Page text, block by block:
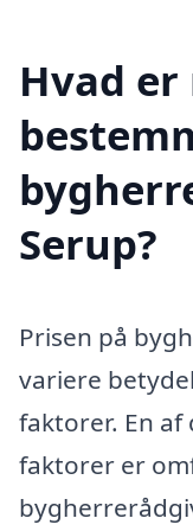
Hvad
Serup?
Prisen på
variere
faktorer. En
faktorer er